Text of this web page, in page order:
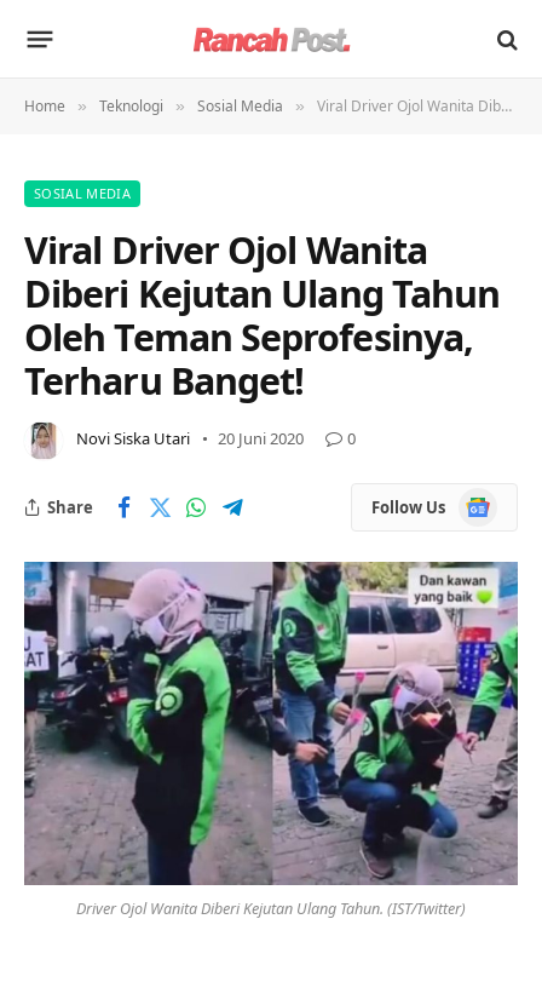
Home » Teknologi » Sosial Media » Viral Driver Ojol Wanita Diberi Kejutan Ulang Tahun Oleh Teman Seprofesinya, Terharu Banget!
SOSIAL MEDIA
Viral Driver Ojol Wanita
Diberi Kejutan Ulang Tahun
Oleh Teman Seprofesinya,
Terharu Banget!
Novi Siska Utari 20 Juni 2020 0
Share Follow Us
Google
News
Driver Ojol Wanita Diberi Kejutan Ulang Tahun. (IST/Twitter)